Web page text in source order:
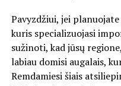
Pavyzdžiui, jei
kuris specializuojasi
sužinoti, kad jūsų
labiau domisi augalais,
Remdamiesi šiais